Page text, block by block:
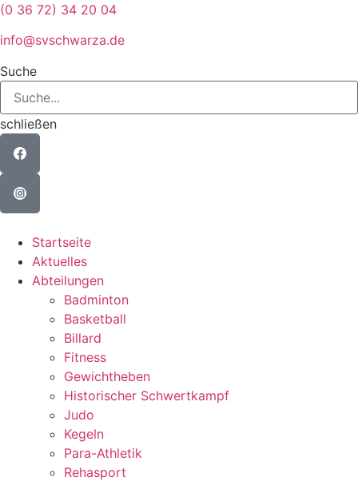
Zum
wechseln
(0 36 72) 34 20 04
info@svschwarza.de
Suche
schließen
Startseite
Aktuelles
Abteilungen
Badminton
Basketball
Billard
Fitness
Gewichtheben
Historischer Schwertkampf
Judo
Kegeln
Para-Athletik
Rehasport